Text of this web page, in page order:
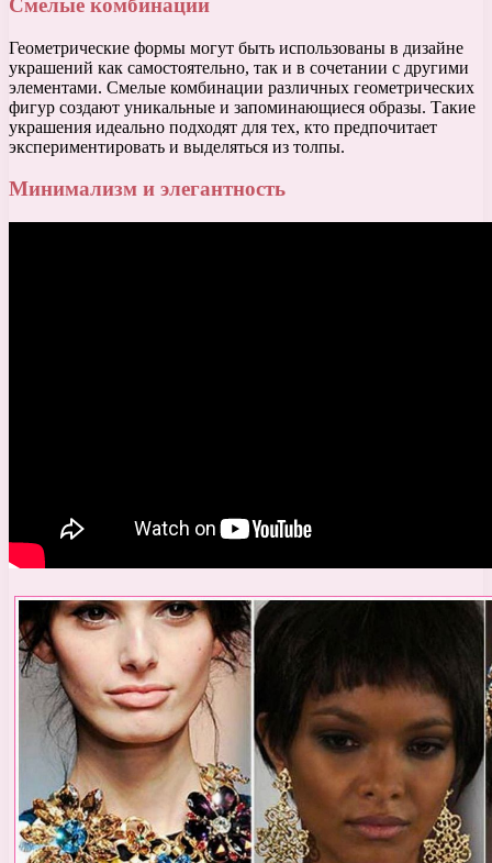
Смелые комбинации
Геометрические формы могут быть использованы в дизайне
украшений как самостоятельно, так и в сочетании с другими
элементами. Смелые комбинации различных геометрических
фигур создают уникальные и запоминающиеся образы. Такие
украшения идеально подходят для тех, кто предпочитает
экспериментировать и выделяться из толпы.
Минимализм и элегантность